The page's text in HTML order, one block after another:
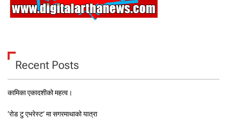
Recent Posts
कामिका एकादशीको महत्व।
‘रोड टु एभरेस्ट’ मा सगरमाथाको यात्रा